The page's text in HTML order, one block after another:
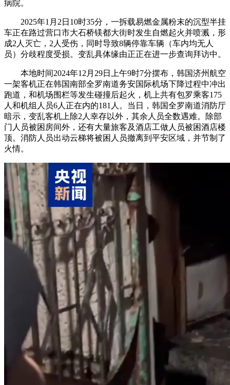
病院。
2025年1月2日10时35分，一拆载易燃金属粉末的沉型半挂
车正在路过营口市大石桥镁都大街时发生自燃起火并喷溅，形
成2人灭亡，2人受伤，同时导致8辆停靠车辆（车内均无人
员）分歧程度受损。变乱具体缘由正正在进一步查询拜访中。
本地时间2024年12月29日上午9时7分摆布，韩国济州航空
一架客机正在韩国南部全罗南道务安国际机场下降过程中冲出
跑道，和机场围栏等发生碰撞后起火，机上共有包罗乘客175
人和机组人员6人正在内的181人。当日，韩国全罗南道消防厅
暗示，变乱客机上除2人幸存以外，其余人员全数遇难。除部
门人员被困房间外，还有大量旅客及酒店工做人员被困酒店楼
顶。消防人员出动云梯将被困人员撤离到平安区域，并节制了
火情。